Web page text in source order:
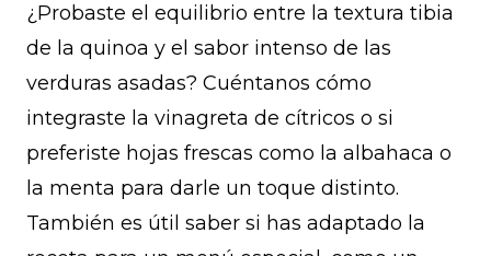
¿Probaste el equilibrio entre la textura tibia
de la quinoa y el sabor intenso de las
verduras asadas? Cuéntanos cómo
integraste la vinagreta de cítricos o si
preferiste hojas frescas como la albahaca o
la menta para darle un toque distinto.
También es útil saber si has adaptado la